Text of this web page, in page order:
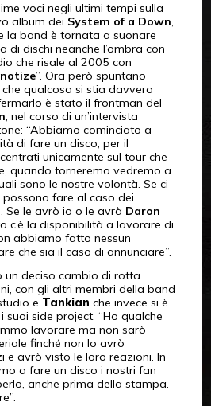
voci negli ultimi tempi sulla
album dei System of a Down,
la band è tornata a suonare
di dischi neanche l’ombra con
che risale al 2005 con
”. Ora però spuntano
qualcosa si stia davvero
è stato il frontman del
, nel corso di un’intervista
“Abbiamo cominciato a
di fare un disco, per il
unicamente sul tour che
quando torneremo vedremo a
sono le nostre volontà. Se ci
fare al caso dei
. Se le avrò io o le avrà Daron
c’è la disponibilità a lavorare di
abbiamo fatto nessun
che sia il caso di annunciare”.
un deciso cambio di rotta
con gli altri membri della band
e Tankian che invece si è
side project. “Ho qualche
lavorare ma non sarò
finché non lo avrò
e avrò visto le loro reazioni. In
a fare un disco i nostri fan
anche prima della stampa.